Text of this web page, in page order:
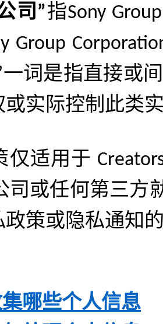
司 ”指Sony
Group
一词是指直接或
或实际控制此类
仅适用于
司或任何第三方
政策或隐私通知
哪些个人信息